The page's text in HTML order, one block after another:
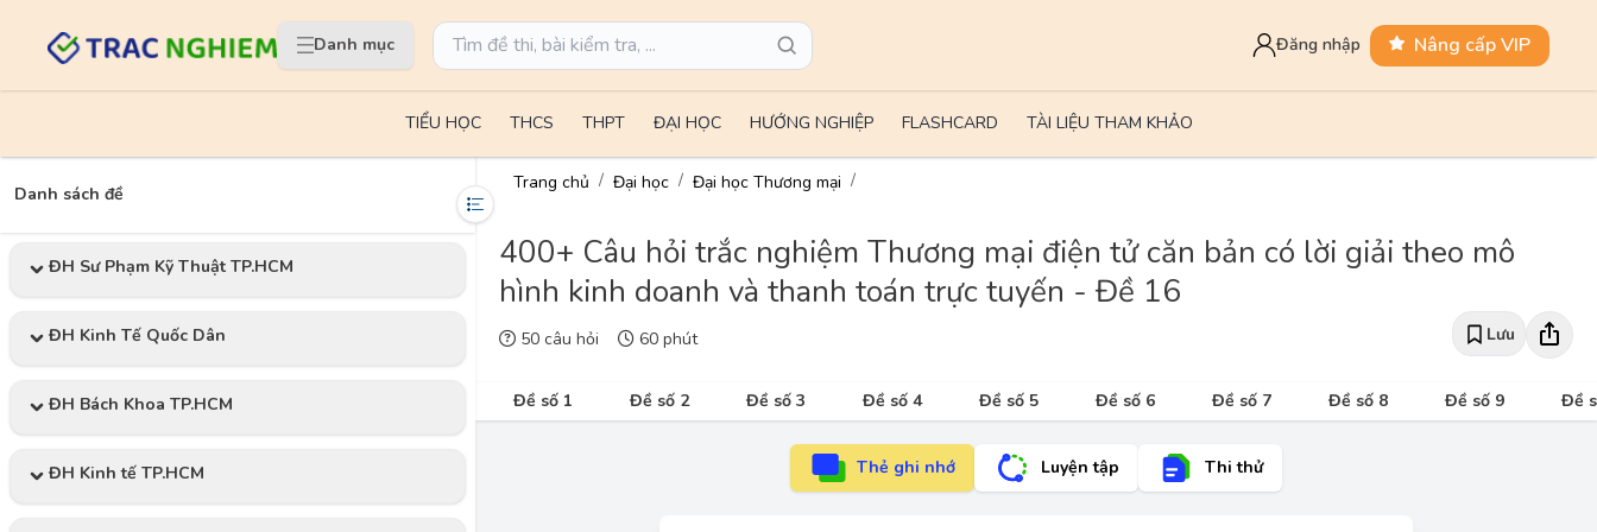
Danh mục Đăng nhập Nâng cấp VIP
TIỂU HỌC THCS THPT ĐẠI HỌC HƯỚNG NGHIỆP FLASHCARD TÀI LIỆU THAM KHẢO
Danh sách đề
ĐH Sư Phạm Kỹ Thuật TP.HCM
ĐH Kinh Tế Quốc Dân
ĐH Bách Khoa TP.HCM
ĐH Kinh tế TP.HCM
Trang chủ Đại học Đại học Thương mại
400+ Câu hỏi trắc nghiệm Thương mại điện tử căn bản có lời giải theo mô
hình kinh doanh và thanh toán trực tuyến - Đề 16
50 câu hỏi 60 phút Lưu
Đề số 1 Đề số 2 Đề số 3 Đề số 4 Đề số 5 Đề số 6 Đề số 7 Đề số 8 Đề số 9 Đề
Thẻ ghi nhớ Luyện tập Thi thử